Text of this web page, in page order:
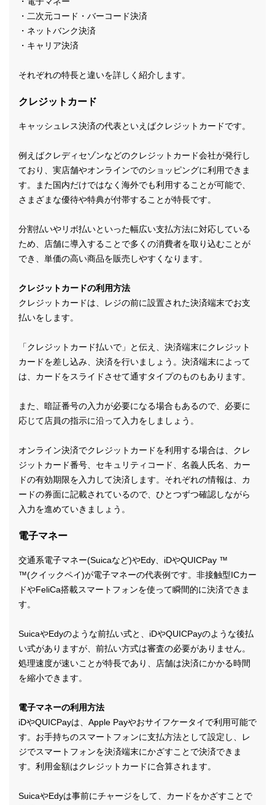
・二次元コード・バーコード決済
・ネットバンク決済
・キャリア決済
それぞれの特長と違いを詳しく紹介します。
クレジットカード
キャッシュレス決済の代表といえばクレジットカードです。
例えばクレディセゾンなどのクレジットカード会社が発行し
ており、実店舗やオンラインでのショッピングに利用できま
す。また国内だけではなく海外でも利用することが可能で、
さまざまな優待や特典が付帯することが特長です。
分割払いやリボ払いといった幅広い支払方法に対応している
ため、店舗に導入することで多くの消費者を取り込むことが
でき、単価の高い商品を販売しやすくなります。
クレジットカードの利用方法
クレジットカードは、レジの前に設置された決済端末でお支
払いをします。
「クレジットカード払いで」と伝え、決済端末にクレジット
カードを差し込み、決済を行いましょう。決済端末によって
は、カードをスライドさせて通すタイプのものもあります。
また、暗証番号の入力が必要になる場合もあるので、必要に
応じて店員の指示に沿って入力をしましょう。
オンライン決済でクレジットカードを利用する場合は、クレ
ジットカード番号、セキュリティコード、名義人氏名、カー
ドの有効期限を入力して決済します。それぞれの情報は、カ
ードの券面に記載されているので、ひとつずつ確認しながら
入力を進めていきましょう。
電子マネー
交通系電子マネー(Suicaなど)やEdy、iDやQUICPay ™
™(クイックペイ)が電子マネーの代表例です。非接触型ICカー
ドやFeliCa搭載スマートフォンを使って瞬間的に決済できま
す。
SuicaやEdyのような前払い式と、iDやQUICPayのような後払
い式がありますが、前払い方式は審査の必要がありません。
処理速度が速いことが特長であり、店舗は決済にかかる時間
を縮小できます。
電子マネーの利用方法
iDやQUICPayは、Apple Payやおサイフケータイで利用可能で
す。お手持ちのスマートフォンに支払方法として設定し、レ
ジでスマートフォンを決済端末にかざすことで決済できま
す。利用金額はクレジットカードに合算されます。
SuicaやEdyは事前にチャージをして、カードをかざすことで